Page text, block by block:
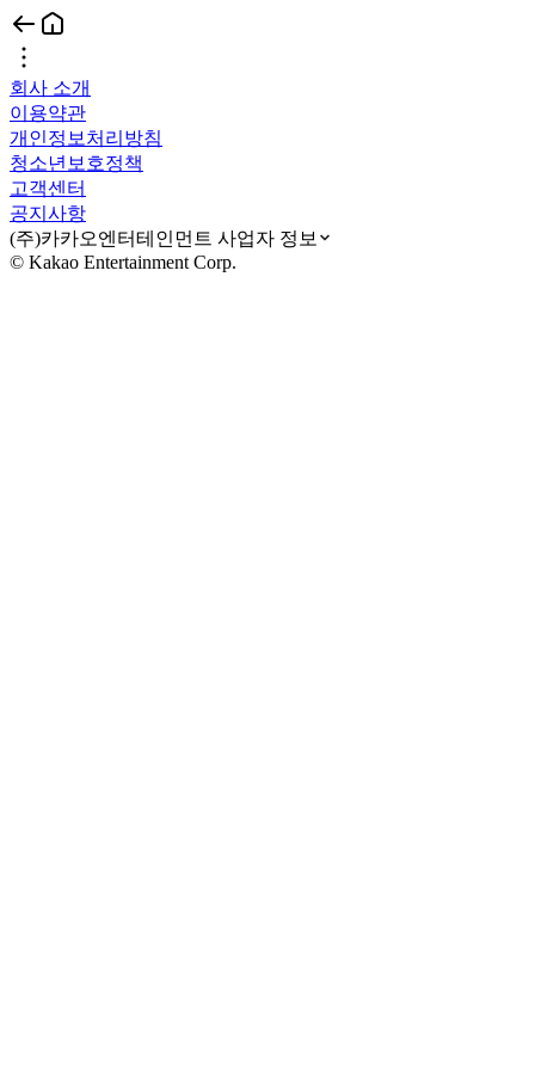
회사 소개
이용약관
개인정보처리방침
청소년보호정책
고객센터
공지사항
(주)카카오엔터테인먼트 사업자 정보
© Kakao Entertainment Corp.